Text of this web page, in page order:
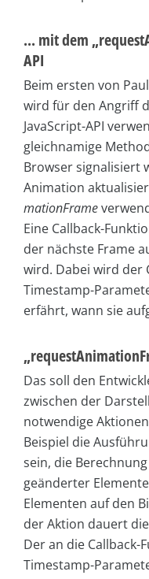
... mit dem
API
Beim ersten von
wird für den Angriff
JavaScript-API
gleichnamige
Browser signalisiert
Animation
mationFrame
Eine Callback-
der nächste Frame
wird. Dabei wird der
Timestamp-
erfährt, wann sie
Das soll den
zwischen der
notwendige
Beispiel die
sein, die
geänderter
Elementen auf den
der Aktion dauert
Der an die Callback-
Timestamp-